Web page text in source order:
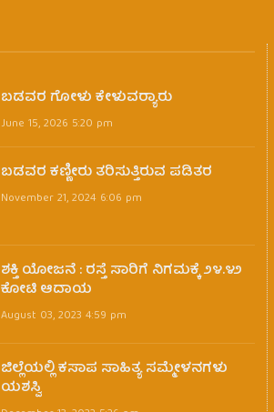
ಬಡವರ ಗೋಳು ಕೇಳುವರ‍್ಯಾರು
June 15, 2026 5:20 pm
ಬಡವರ ಕಣ್ಣೀರು ತರಿಸುತ್ತಿರುವ ಪಡಿತರ
November 21, 2024 6:06 pm
ಶಕ್ತಿ ಯೋಜನೆ : ರಸ್ತೆ ಸಾರಿಗೆ ನಿಗಮಕ್ಕೆ ೨೪.೪೨
ಕೋಟಿ ಆದಾಯ
August 03, 2023 4:59 pm
ಜಿಲ್ಲೆಯಲ್ಲಿ ಕಸಾಪ ಸಾಹಿತ್ಯ ಸಮ್ಮೇಳನಗಳು
ಯಶಸ್ವಿ